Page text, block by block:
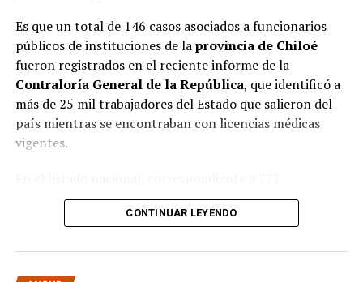
Es que un total de 146 casos asociados a funcionarios
públicos de instituciones de laprovincia de Chiloé
fueron registrados en el reciente informe de la
Contraloría General de la República, que identificó a
más de 25 mil trabajadores del Estado que salieron del
país mientras se encontraban con licencias médicas
vigentes.
organismos públicos, figuran varias entidades del
Municipalidad de Castro
dentro de la provincia. Le siguen laCorporación
Municipal de Quellón
CONTINUAR LEYENDO